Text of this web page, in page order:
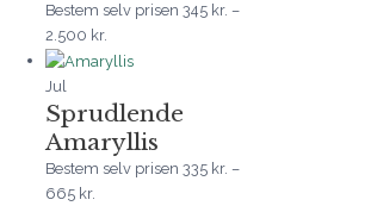
Bestem selv prisen345 kr. –
2.500 kr.
Jul
Sprudlende
Amaryllis
Bestem selv prisen335 kr. –
665 kr.